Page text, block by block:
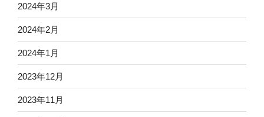
2024年3月
2024年2月
2024年1月
2023年12月
2023年11月